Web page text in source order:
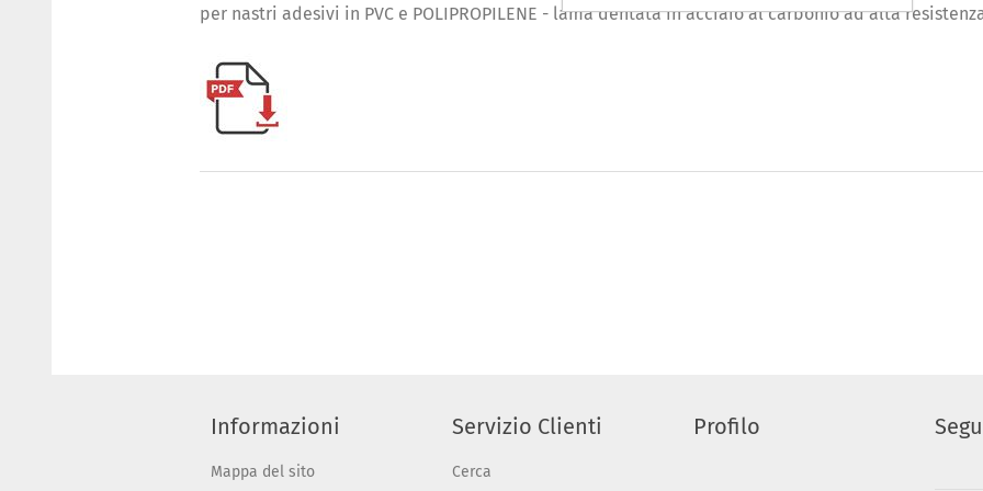
per nastri adesivi in PVC e POLIPROPILENE - lama dentata in acciaio al carbonio ad alta
Informazioni
Mappa del sito
Servizio Clienti
Cerca
Profilo